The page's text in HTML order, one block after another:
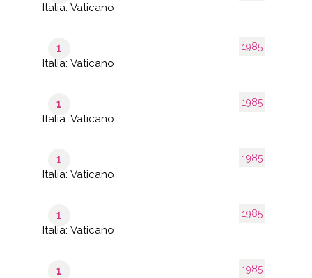
Italia: Vaticano
1985
1
Italia: Vaticano
1985
1
Italia: Vaticano
1985
1
Italia: Vaticano
1985
1
Italia: Vaticano
1985
1